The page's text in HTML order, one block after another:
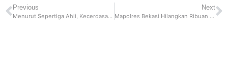
Previous
Menurut Sepertiga Ahli, Kecerdasan Buatan Dapat Mengakibatkan Bencana ‘Setingkat Nuklir’
Next
Mapolres Bekasi Hilangkan Ribuan Botol Miras dan Obat-Obatan Terlarang